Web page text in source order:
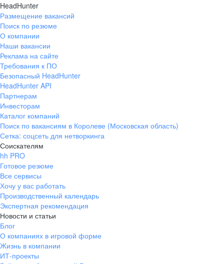
HeadHunter
Размещение вакансий
Поиск по резюме
О компании
Наши вакансии
Реклама на сайте
Требования к ПО
Безопасный HeadHunter
HeadHunter API
Партнерам
Инвесторам
Каталог компаний
Поиск по вакансиям в Королеве (Московская область)
Сетка: соцсеть для нетворкинга
Соискателям
hh PRO
Готовое резюме
Все сервисы
Хочу у вас работать
Производственный календарь
Экспертная рекомендация
Новости и статьи
Блог
О компаниях в игровой форме
Жизнь в компании
ИТ-проекты